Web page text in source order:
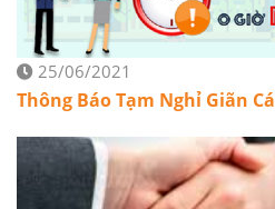
25/06/2021
Thông Báo Tạm Nghỉ Giãn